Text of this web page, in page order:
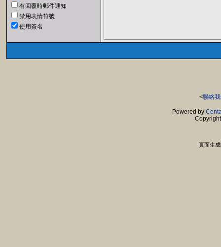
有回覆時郵件通知
禁用表情符號
使用簽名
<聯絡
Powered by
頁面生